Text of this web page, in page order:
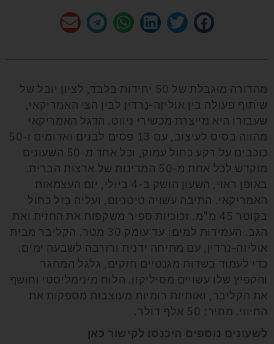
מהדורה מוגבלת של 50 יחידות בלבד, לציון יובל של
שיתוף פעולה בין אוּליזֶה-נַרדין לבין הצי האמריקאי,
שעבורו היא מייצרת מכשירי ניווט. הדגל האמריקאי
מהווה בסיס לעיצוב, עם 13 פסים לבנים ואדומים ו-50
כוכבים על רקע כחול עמוק, וכל אחד מ-50 השעונים
מוקדש לכל אחת מ-50 המדינות של ארצות הברית.
באופן ראוי, השעון הושק ב-4 ביולי, יום העצמאות
האמריקאי. התיבה עשויה טיטניום, ועליה בֶזל כחול
בקוטר 45 מ"מ. זכוכיות ספיר משקפות את החזית ואת
הגב. העמידות למים: עד עומק 30 מטר. הקליבר מבית
אוליזה-נרדין, עם מתיחה ידנית ורזרבה לשבעה ימים.
כדי לעמוד בשדות מגנטיים חזקים, גלגל המחגר
והקפיץ שלו עשויים מסיליקון. הלוח מינימליסטי וחושף
את הקליבר, ואותיות רומיות מעוצבות מספקות את
החיווי. מחיר: 50 אלף דולר.
לשעונים נוספים היכנסו לקישור כאן